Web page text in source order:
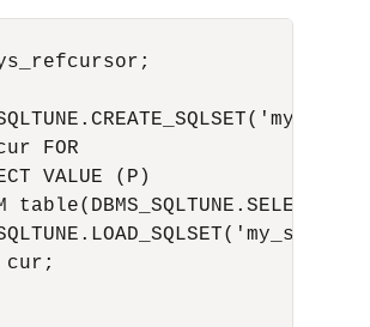
FOR
VALUE (P)